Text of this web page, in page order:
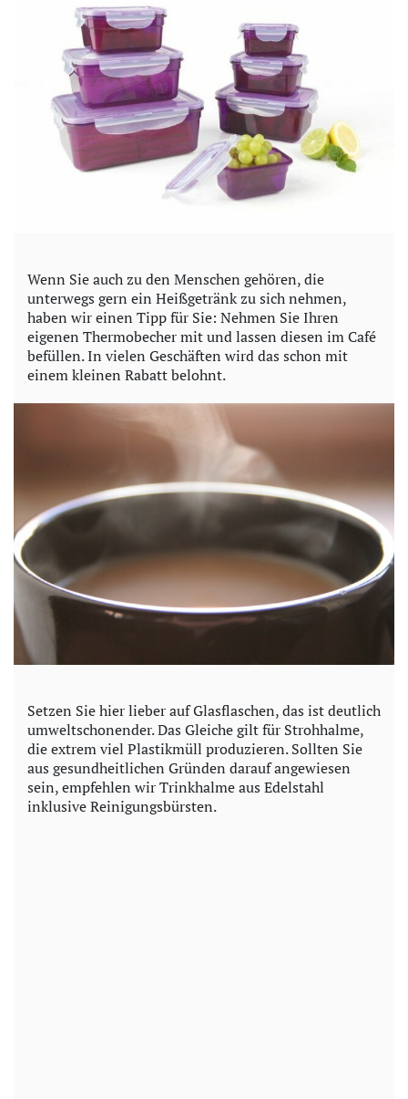
Wenn Sie auch zu den Menschen gehören, die
unterwegs gern ein Heißgetränk zu sich nehmen,
haben wir einen Tipp für Sie: Nehmen Sie Ihren
eigenen Thermobecher mit und lassen diesen im Café
befüllen. In vielen Geschäften wird das schon mit
einem kleinen Rabatt belohnt.
Setzen Sie hier lieber auf Glasflaschen, das ist deutlich
umweltschonender. Das Gleiche gilt für Strohhalme,
die extrem viel Plastikmüll produzieren. Sollten Sie
aus gesundheitlichen Gründen darauf angewiesen
sein, empfehlen wir Trinkhalme aus Edelstahl
inklusive Reinigungsbürsten.